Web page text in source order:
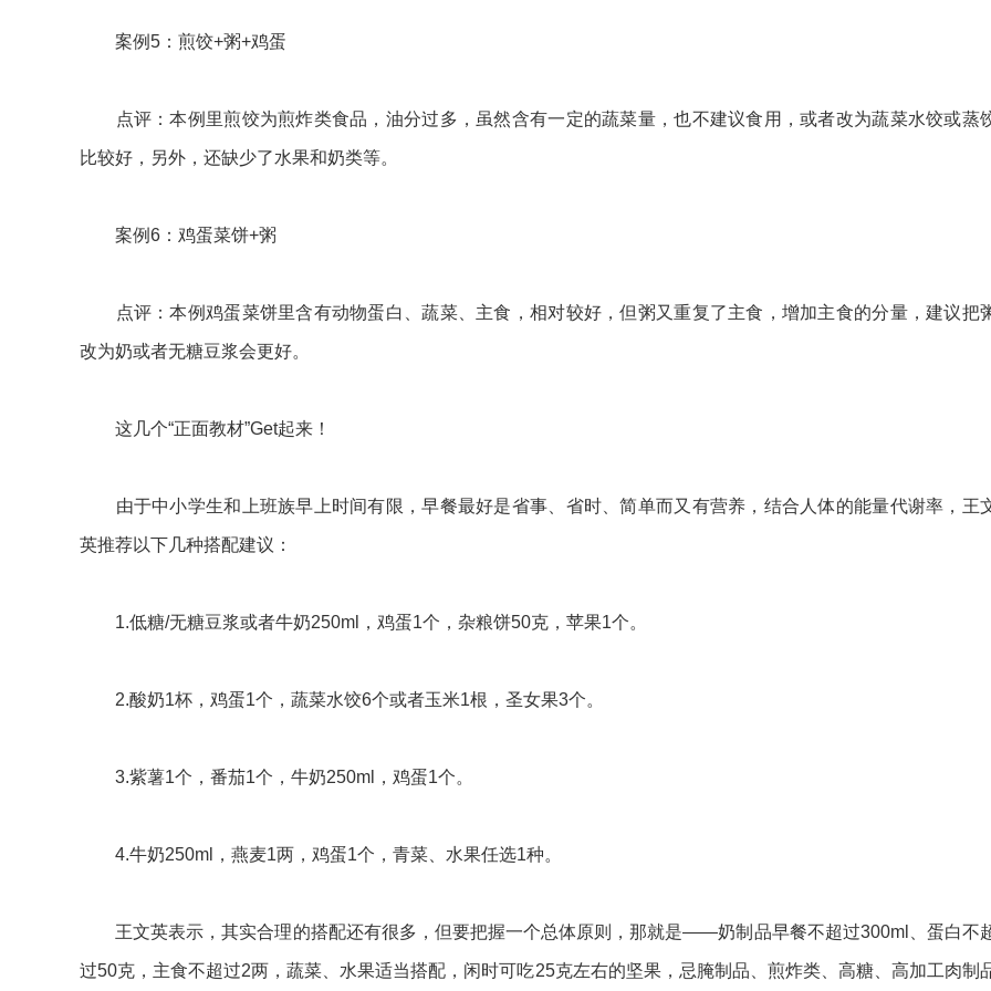
案例5：煎饺+粥+鸡蛋
点评：本例里煎饺为煎炸类食品，油分过多，虽然含有一定的蔬菜量，也不建议食用，或者改为蔬菜水饺或蒸
比较好，另外，还缺少了水果和奶类等。
案例6：鸡蛋菜饼+粥
点评：本例鸡蛋菜饼里含有动物蛋白、蔬菜、主食，相对较好，但粥又重复了主食，增加主食的分量，建议把
改为奶或者无糖豆浆会更好。
这几个“正面教材”Get起来！
由于中小学生和上班族早上时间有限，早餐最好是省事、省时、简单而又有营养，结合人体的能量代谢率，王
英推荐以下几种搭配建议：
1.低糖/无糖豆浆或者牛奶250ml，鸡蛋1个，杂粮饼50克，苹果1个。
2.酸奶1杯，鸡蛋1个，蔬菜水饺6个或者玉米1根，圣女果3个。
3.紫薯1个，番茄1个，牛奶250ml，鸡蛋1个。
4.牛奶250ml，燕麦1两，鸡蛋1个，青菜、水果任选1种。
王文英表示，其实合理的搭配还有很多，但要把握一个总体原则，那就是——奶制品早餐不超过300ml、蛋白不
过50克，主食不超过2两，蔬菜、水果适当搭配，闲时可吃25克左右的坚果，忌腌制品、煎炸类、高糖、高加工肉制